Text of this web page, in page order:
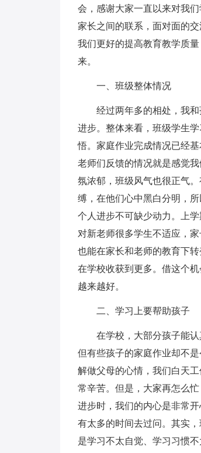
会，感谢大家一直以来对我
家长之间的联系，面对面的
我们更好的提高教育教学质
来。
一、班级整体情况
经过两年多的相处，我
进步。整体来看，班级学生
悟。家庭作业完成情况已经
老师们反馈的情况就是感觉
氛浓郁，班级风气也很正气
缚，在他们心中黑白分明，
个人进步不可缺少动力。上
对新老师很多学生不适应，
也能在家长和老师的教育下
在学校收获到更多。借这个
越来越好。
二、学习上要帮助孩子
在学校，大部分孩子能
但有些孩子的家庭作业却不
解做父母的心情，我们白天
常辛苦。但是，大家再怎么
进步时，我们的内心是非常
有太多的时间去过问。其实
是学习不太自觉、学习习惯